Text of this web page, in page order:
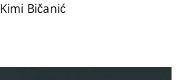
Kimi Bičanić